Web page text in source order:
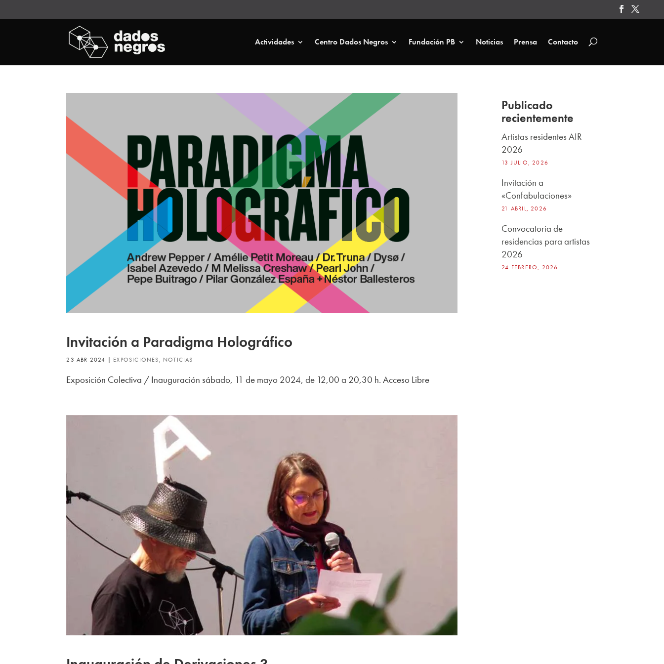
Actividades Centro Dados Negros Fundación PB Noticias Prensa Contacto
Invitación a Paradigma Holográfico
23 ABR 2024 | EXPOSICIONES, NOTICIAS
Exposición Colectiva / Inauguración sábado, 11 de mayo 2024, de 12,00 a 20,30 h. Acceso Libre
Publicado
recientemente
Artistas residentes AIR
2026
13 JULIO, 2026
Invitación a
«Confabulaciones»
21 ABRIL, 2026
Convocatoria de
residencias para artistas
2026
24 FEBRERO, 2026